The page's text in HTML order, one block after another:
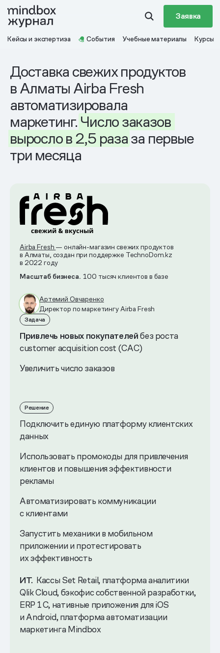
Заявка
Кейсы и экспертиза События Учебные материалы Курсы
Доставка свежих продуктов
в Алматы Airba Fresh
автоматизировала
маркетинг. Числозаказов
вырослов 2,5 разаза первые
три месяца
Airba Fresh — онлайн-магазин свежих продуктов
в Алматы, создан при поддержке TechnoDom.kz
в 2022 году
Масштаб бизнеса.100 тысяч клиентов в базе
Артемий Овчаренко
Директор по маркетингу Airba Fresh
Задача
Привлечь новых покупателейбез роста
customer acquisition cost (CAC)
Увеличить число заказов
Решение
Подключить единую платформу клиентских
данных
Использовать промокоды для привлечения
клиентов и повышения эффективности
рекламы
Автоматизировать коммуникации
с клиентами
Запустить механики в мобильном
приложении и протестировать
их эффективность
ИТ. Кассы Set Retail, платформа аналитики
Qlik Cloud, бэкофис собственной разработки,
ERP 1 C, нативные приложения для iOS
и Android, платформа автоматизации
маркетинга Mindbox